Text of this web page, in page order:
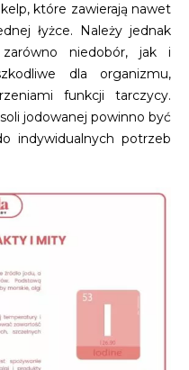
które zawierają nawet
łyżce. Należy jednak
niedobór, jak i
dla organizmu,
funkcji tarczycy.
jodowanej powinno być
indywidualnych potrzeb